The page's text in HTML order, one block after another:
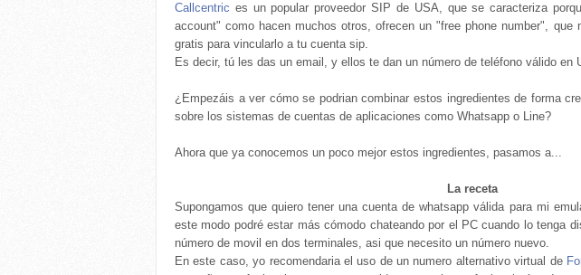
Callcentric es un popular proveedor SIP de USA, que se caracteriza
account" como hacen muchos otros, ofrecen un "free phone number", que
gratis para vincularlo a tu cuenta sip.
Es decir, tú les das un email, y ellos te dan un número de teléfono válido en
¿Empezáis a ver cómo se podrian combinar estos ingredientes de forma
sobre los sistemas de cuentas de aplicaciones como Whatsapp o Line?
Ahora que ya conocemos un poco mejor estos ingredientes, pasamos a...
La receta
Supongamos que quiero tener una cuenta de whatsapp válida para mi
este modo podré estar más cómodo chateando por el PC cuando lo tenga
número de movil en dos terminales, asi que necesito un número nuevo.
En este caso, yo recomendaria el uso de un numero alternativo virtual de